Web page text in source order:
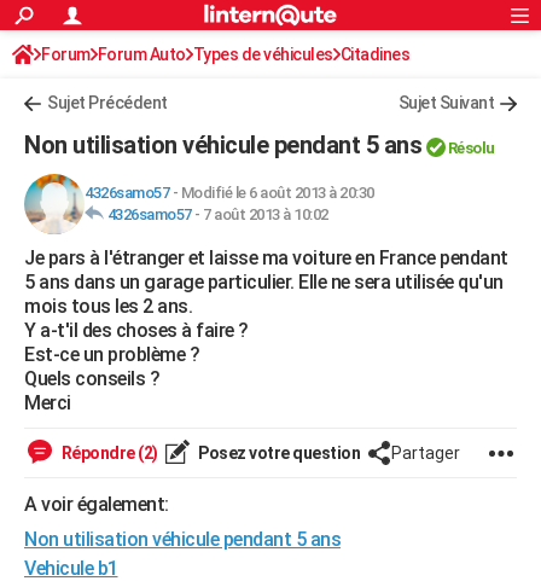
ACTUALITÉS
Politique
Société
Faits Divers
Education
Monde
Villes
+
FINANCE
Retraite
Impôts
Epargne
Immobilier
Risques naturels par ville
Banque
Assurance
Crédit
AUTO
Essais
Réserver un essai
Citadines
Berlines
SUV
Forum auto
+HIGH-TECH
Mobiles
Meilleur smartphone
Internet
Ordinateurs
Jeux vidéo
Guide high-tech
+BRICOLAGE
Forum
Aménagement intérieur
Extérieur
Cuisine
Salle de bains
Jardinage
Rangement
WEEK-END
Art de vivre
Bien-être
Loisirs
Mode
Modes de vie
Alimentation
Guide de la santé
Maladies
Médicaments
Sommeil
Destinations
City break
Voyage nature
Voyage de noces
Forum
Climat
+PHOTO
S'inscrire
Connexion
Forum Forum Auto Types de véhicules Citadines
Sujet Précédent Sujet Suivant
Non utilisation véhicule pendant 5 ans Résolu
4326samo57- Modifié le 6 août 2013 à 20:30
4326samo57- 7 août 2013 à 10:02
Je pars à l'étranger et laisse ma voiture en France pendant
5 ans dans un garage particulier. Elle ne sera utilisée qu'un
mois tous les 2 ans.
Y a-t'il des choses à faire ?
Est-ce un problème ?
Quels conseils ?
Merci
Répondre (2) Posez votre question Partager
A voir également:
Non utilisation véhicule pendant 5 ans
Vehicule b1